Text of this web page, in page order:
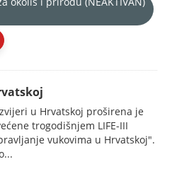
u Hrvatskoj proširena je
trogodišnjem LIFE-III
vukovima u Hrvatskoj".